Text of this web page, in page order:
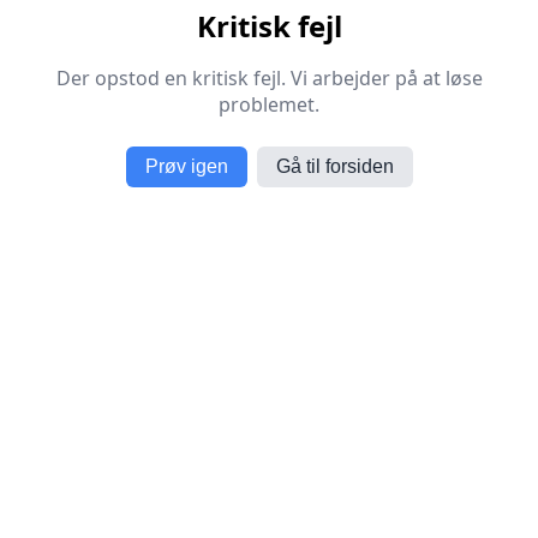
Kritisk fejl
Der opstod en kritisk fejl. Vi arbejder på at løse
problemet.
Prøv igen Gå til forsiden